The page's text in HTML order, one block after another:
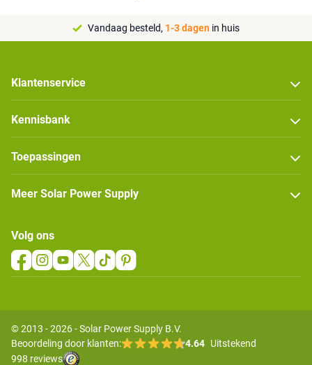
Vandaag besteld, 1-3 dagen in huis
Klantenservice
Kennisbank
Toepassingen
Meer Solar Power Supply
Volg ons
© 2013 - 2026 - Solar Power Supply B.V.
Beoordeling door klanten:
4.64 Uitstekend
998 reviews